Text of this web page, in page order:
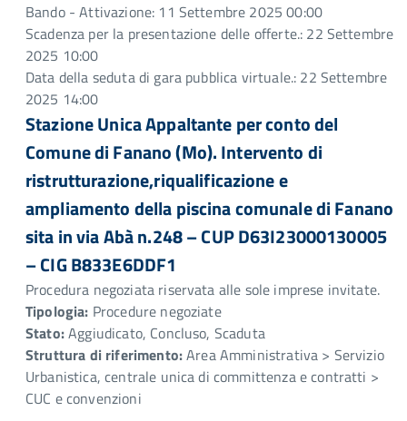
Bando - Attivazione: 11 Settembre 2025 00:00
Scadenza per la presentazione delle offerte.: 22 Settembre
2025 10:00
Data della seduta di gara pubblica virtuale.: 22 Settembre
2025 14:00
Stazione Unica Appaltante per conto del
Comune di Fanano (Mo). Intervento di
ristrutturazione,riqualificazione e
ampliamento della piscina comunale di Fanano
sita in via Abà n.248 – CUP D63I23000130005
– CIG B833E6DDF1
Procedura negoziata riservata alle sole imprese invitate.
Tipologia: Procedure negoziate
Stato:Aggiudicato, Concluso, Scaduta
Struttura di riferimento:Area Amministrativa > Servizio
Urbanistica, centrale unica di committenza e contratti >
CUC e convenzioni